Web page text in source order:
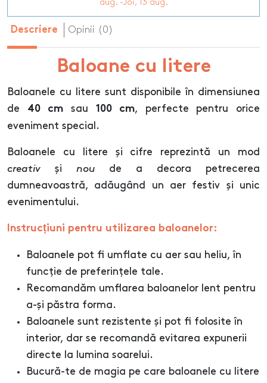
aug. -Joi, 13 aug.
Descriere Opinii (0)
Baloane cu litere
Baloanele cu litere sunt disponibile în dimensiunea
de 40 cm sau 100 cm, perfecte pentru orice
eveniment special.
Baloanele cu litere și cifre reprezintă un mod
creativ și nou de a decora petrecerea
dumneavoastră, adăugând un aer festiv și unic
evenimentului.
Instrucțiuni pentru utilizarea baloanelor:
Baloanele pot fi umflate cu aer sau heliu, în
funcție de preferințele tale.
Recomandăm umflarea baloanelor lent pentru
a-și păstra forma.
Baloanele sunt rezistente și pot fi folosite în
interior, dar se recomandă evitarea expunerii
directe la lumina soarelui.
Bucură-te de magia pe care baloanele cu litere